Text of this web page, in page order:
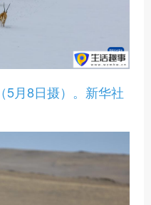
月8日摄）。新华社